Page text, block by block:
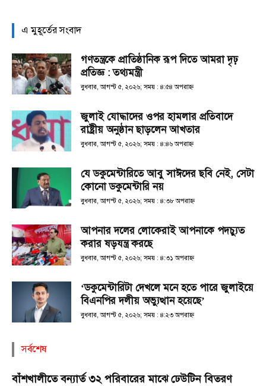
এ মুহূর্তের সংবাদ
গণতন্ত্রকে প্রাতিষ্ঠানিক রূপ দিতে আমরা দৃঢ়
প্রতিজ্ঞ : তথ্যমন্ত্রী
বুধবার, আগস্ট ৫, ২০২৬; সময় : ৪:৫৪ অপরাহ্ণ
জুলাই যোদ্ধাদের ওপর হামলার প্রতিবাদে
রাষ্ট্রীয় অনুষ্ঠান ছাড়লেন আখতার
বুধবার, আগস্ট ৫, ২০২৬; সময় : ৪:৪৬ অপরাহ্ণ
যে ডকুমেন্টারিতে আবু সাঈদের ছবি নেই, সেটা
কোনো ডকুমেন্টারি নয়
বুধবার, আগস্ট ৫, ২০২৬; সময় : ৪:৩৮ অপরাহ্ণ
আপনার দলের লোকেরাই আপনাকে পদচ্যুত
করার ষড়যন্ত্র করছে
বুধবার, আগস্ট ৫, ২০২৬; সময় : ৪:৩১ অপরাহ্ণ
‘ডকুমেন্টারিটা দেখলে মনে হতে পারে জুলাইয়ে
বিএনপির দলীয় অভ্যুত্থান হয়েছে’
বুধবার, আগস্ট ৫, ২০২৬; সময় : ৪:২৩ অপরাহ্ণ
সর্বশেষ
বাঁশখালীতে বন্যার্ত ৩২ পরিবারের মাঝে ঢেউটিন বিতরণ